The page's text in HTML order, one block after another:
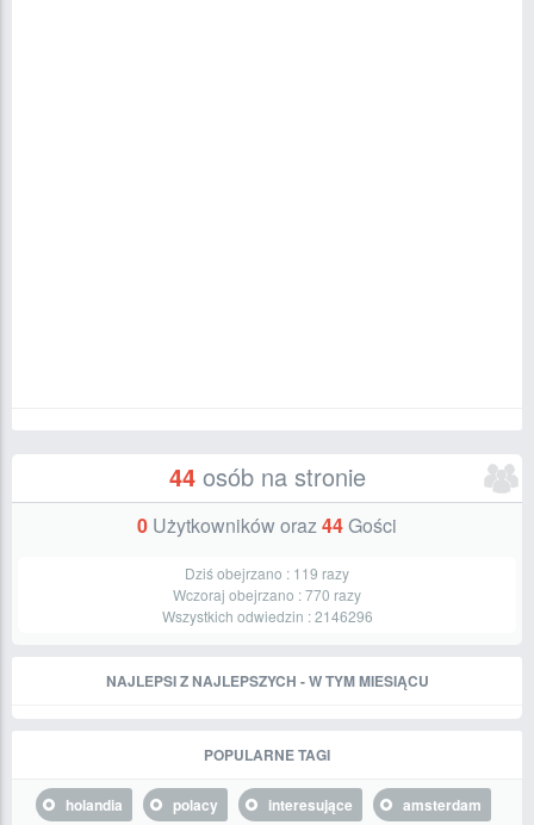
44osób na stronie
0 Użytkowników oraz44Gości
Dziś obejrzano : 119 razy
Wczoraj obejrzano :770 razy
Wszystkich odwiedzin :2146296
NAJLEPSI Z NAJLEPSZYCH - W TYM MIESIĄCU
POPULARNE TAGI
holandia polacy interesujące
amsterdam